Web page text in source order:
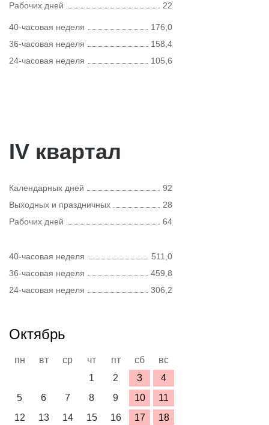
Рабочих дней
22
40-часовая неделя
176,0
36-часовая неделя
158,4
24-часовая неделя
105,6
IV квартал
Календарных дней
92
Выходных и праздничных
28
Рабочих дней
64
40-часовая неделя
511,0
36-часовая неделя
459,8
24-часовая неделя
306,2
Октябрь
пн вт ср чт пт сб
вс
1
2 3
4
5
6 7 8 9 10
11
12
13 14 15 16 17
18